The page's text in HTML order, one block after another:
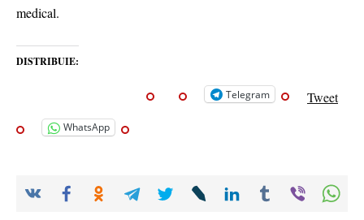
medical.
DISTRIBUIE:
Telegram Tweet
WhatsApp